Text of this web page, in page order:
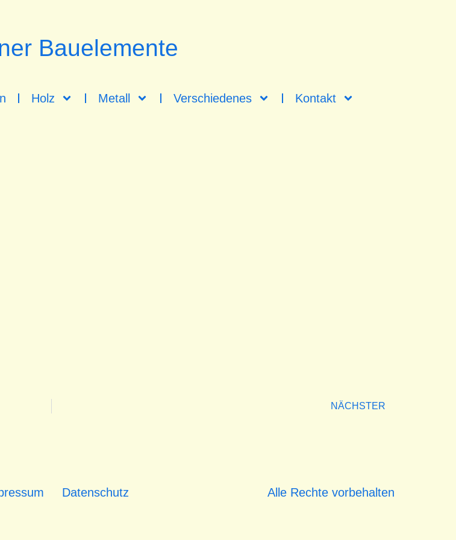
Bauelemente
Holz Metall Verschiedenes Kontakt
NÄCHSTER
Datenschutz Alle Rechte vorbehalten